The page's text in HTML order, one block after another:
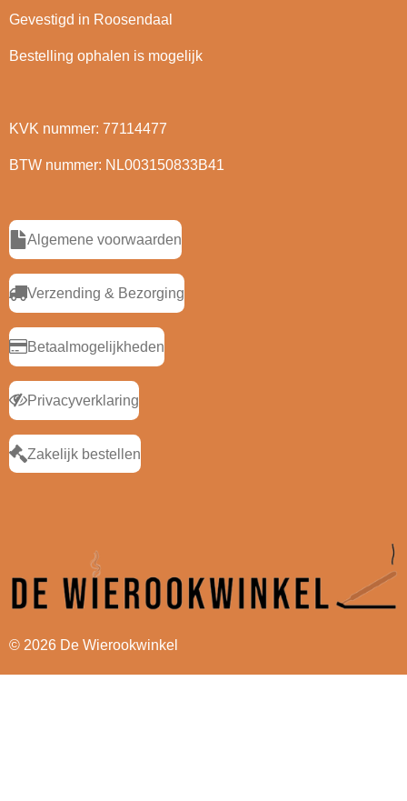
Gevestigd in Roosendaal
Bestelling ophalen is mogelijk
KVK nummer: 77114477
BTW nummer: NL003150833B41
Algemene voorwaarden
Verzending & Bezorging
Betaalmogelijkheden
Privacyverklaring
Zakelijk bestellen
© 2026 De Wierookwinkel